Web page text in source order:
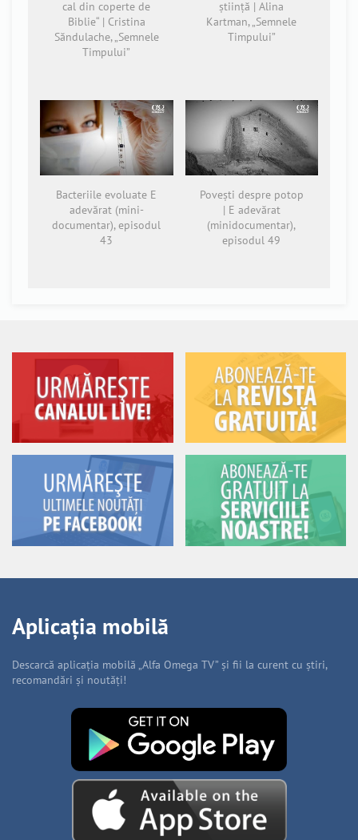
cal din coperte de
Biblie“ | Cristina
Săndulache, „Semnele
Timpului”
știinţă | Alina
Kartman, „Semnele
Timpului”
Bacteriile evoluate E
adevărat (mini-
documentar), episodul
43
Povești despre potop
| E adevărat
(minidocumentar),
episodul 49
Aplicația mobilă
Descarcă aplicația mobilă „Alfa Omega TV” și fii la curent cu știri,
recomandări și noutăți!